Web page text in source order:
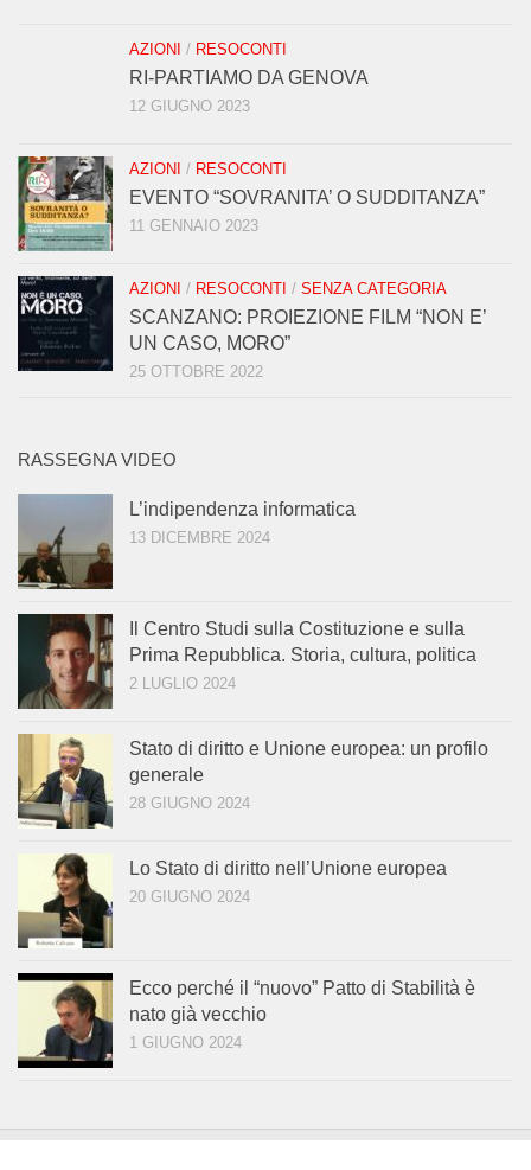
AZIONI / RESOCONTI
RI-PARTIAMO DA GENOVA
12 GIUGNO 2023
AZIONI / RESOCONTI
EVENTO “SOVRANITA’ O SUDDITANZA”
11 GENNAIO 2023
AZIONI / RESOCONTI / SENZA CATEGORIA
SCANZANO: PROIEZIONE FILM “NON E’
UN CASO, MORO”
25 OTTOBRE 2022
RASSEGNA VIDEO
L’indipendenza informatica
13 DICEMBRE 2024
Il Centro Studi sulla Costituzione e sulla
Prima Repubblica. Storia, cultura, politica
2 LUGLIO 2024
Stato di diritto e Unione europea: un profilo
generale
28 GIUGNO 2024
Lo Stato di diritto nell’Unione europea
20 GIUGNO 2024
Ecco perché il “nuovo” Patto di Stabilità è
nato già vecchio
1 GIUGNO 2024